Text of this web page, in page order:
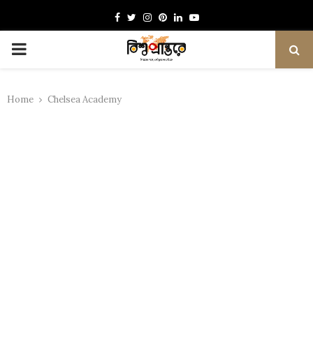
Facebook
TwitterInstagram
Pinterest
LinkedinYoutube
PRIMARY
Home Chelsea Academy